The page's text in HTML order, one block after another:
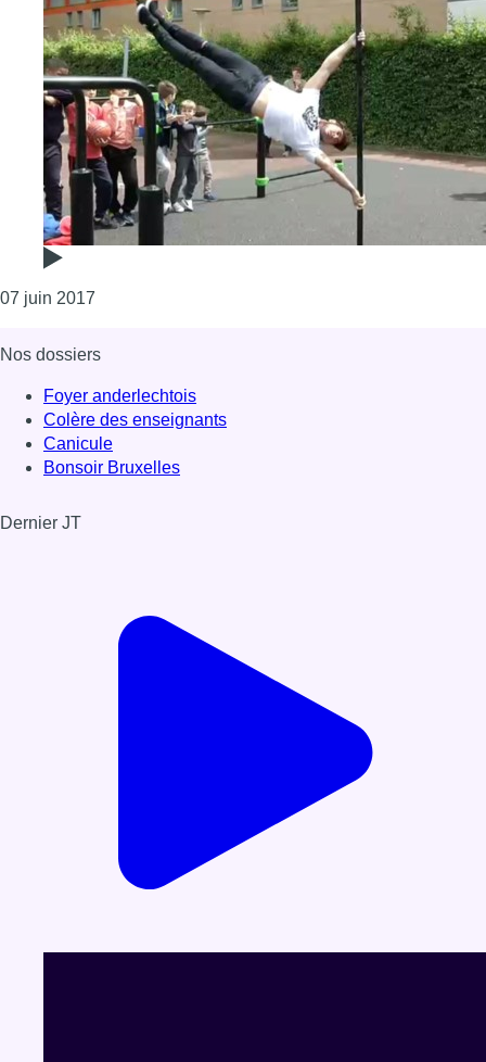
07 juin 2017
Nos dossiers
Foyer anderlechtois
Colère des enseignants
Canicule
Bonsoir Bruxelles
Dernier JT